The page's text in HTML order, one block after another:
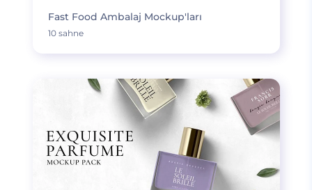
Fast Food Ambalaj Mockup'ları
10 sahne